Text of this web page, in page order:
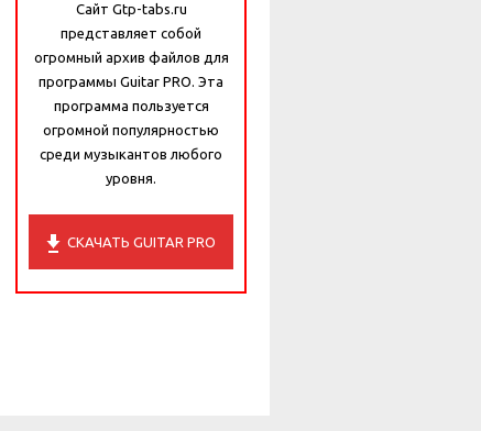
Сайт Gtp-tabs.ru
представляет собой
огромный архив файлов для
программы Guitar PRO. Эта
программа пользуется
огромной популярностью
среди музыкантов любого
уровня.
СКАЧАТЬ GUITAR PRO